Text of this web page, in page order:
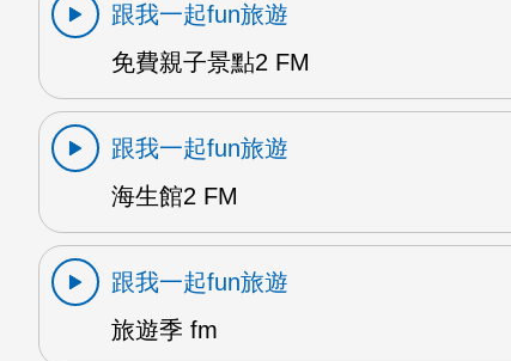
跟我一起fun旅遊
免費親子景點2 FM
跟我一起fun旅遊
海生館2 FM
跟我一起fun旅遊
旅遊季 fm